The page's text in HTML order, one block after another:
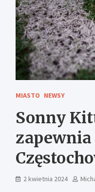
MIASTO NEWSY
Sonny
2 kwietnia 2024